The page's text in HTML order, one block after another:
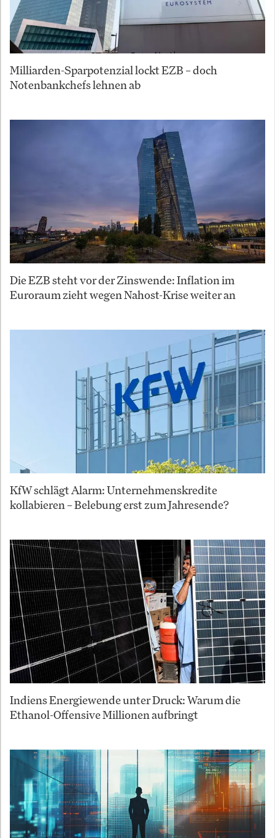
Milliarden-Sparpotenzial lockt EZB – doch
Notenbankchefs lehnen ab
Die EZB steht vor der Zinswende: Inflation im
Euroraum zieht wegen Nahost-Krise weiter an
KfW schlägt Alarm: Unternehmenskredite
kollabieren – Belebung erst zum Jahresende?
Indiens Energiewende unter Druck: Warum die
Ethanol-Offensive Millionen aufbringt